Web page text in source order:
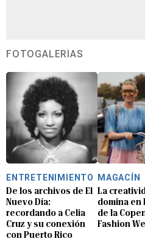
FOTOGALERÍAS
ENTRETENIMIENTO
De los archivos de El
Nuevo Día:
recordando a Celia
Cruz y su conexión
con Puerto Rico
MAGACÍN
La
domina en
de la
Fashion